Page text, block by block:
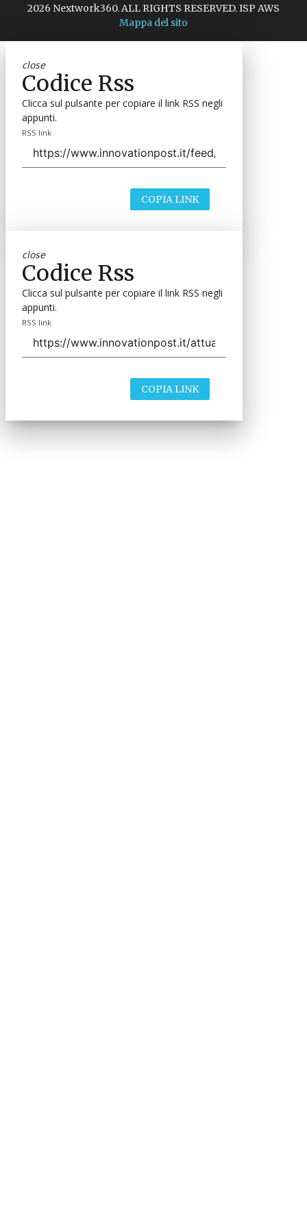
2026 Nextwork360. ALL RIGHTS RESERVED. ISP AWS
Mappa del sito
close
Codice Rss
Clicca sul pulsante per copiare il link RSS negli
appunti.
RSS link
COPIA LINK
close
Codice Rss
Clicca sul pulsante per copiare il link RSS negli
appunti.
RSS link
COPIA LINK